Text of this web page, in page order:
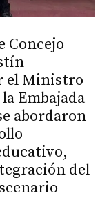
Concejo
el Ministro
Embajada
abordaron
del